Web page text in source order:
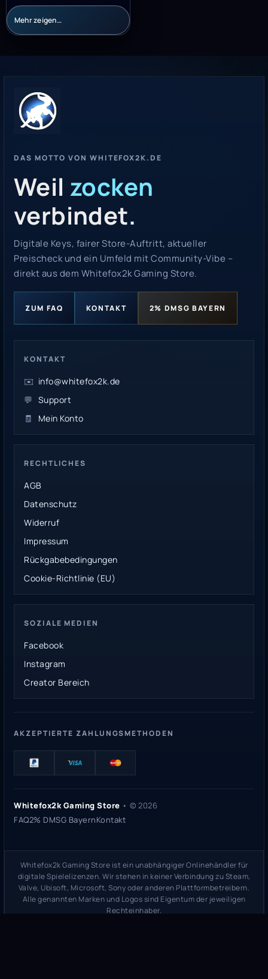
Mehr zeigen…
DAS MOTTO VON WHITEFOX2K.DE
Weil zocken
verbindet.
Digitale Keys, fairer Store-Auftritt, aktueller
Preischeck und ein Umfeld mit Community-Vibe –
direkt aus dem Whitefox2k Gaming Store.
ZUM FAQ KONTAKT 2% DMSG BAYERN
KONTAKT
✉️ info@whitefox2k.de
💬 Support
🧾
Mein Konto
RECHTLICHES
AGB
Datenschutz
Widerruf
Impressum
Rückgabebedingungen
Cookie-Richtlinie (EU)
SOZIALE MEDIEN
Facebook
Instagram
Creator Bereich
AKZEPTIERTE ZAHLUNGSMETHODEN
Whitefox2k Gaming Store • © 2026
FAQ2% DMSG BayernKontakt
Whitefox2k Gaming Store ist ein unabhängiger Onlinehändler für
digitale Spielelizenzen. Wir stehen in keiner Verbindung zu Steam,
Valve, Ubisoft, Microsoft, Sony oder anderen Plattformbetreibern.
Alle genannten Marken und Logos sind Eigentum der jeweiligen
Rechteinhaber.